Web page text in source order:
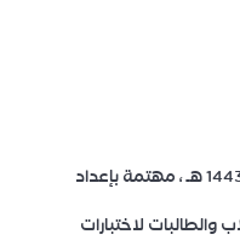
منصة تعليمية أنشئت في 14 / 5 / 14431 هـ ، مهتمة بإعداد
لاختبارات